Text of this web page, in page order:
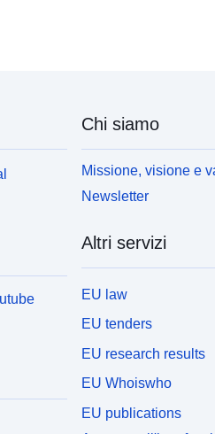
Chi siamo
Missione, visione e
Newsletter
Altri servizi
EU law
EU tenders
EU research results
EU Whoiswho
EU publications